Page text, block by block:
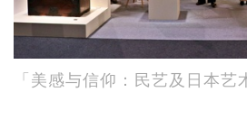
「美感与信仰：民艺及日本艺